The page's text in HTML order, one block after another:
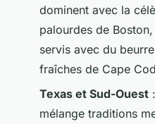
dominent avec la
palourdes de
servis avec du
fraîches de Cape
Texas et Sud-Ouest
mélange traditions